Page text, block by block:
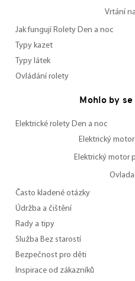
Vrtání
Jak fungují Rolety Den a noc
Typy kazet
Typy látek
Ovládání rolety
Mohlo by
Elektrické rolety Den a noc
Elektrický
Elektrický motor
Často kladené otázky
Údržba a čištění
Rady a tipy
Služba Bez starostí
Bezpečnost pro děti
Inspirace od zákazníků